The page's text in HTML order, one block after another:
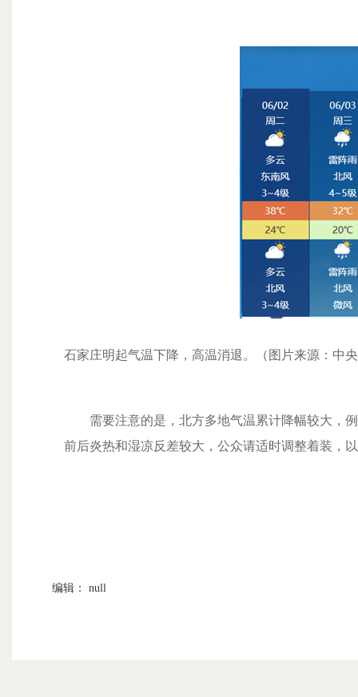
石家庄明起气温下降，高温消退。（图片来源：中
需要注意的是，北方多地气温累计降幅较大，
前后炎热和湿凉反差较大，公众请适时调整着装，
编辑： null